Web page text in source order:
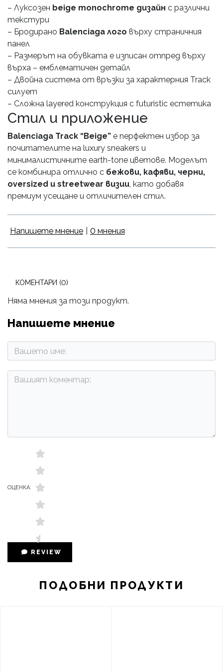
– Луксозен beige monochrome дизайн с различни
текстури
– Бродирано Balenciaga лого върху страничния
панел
– Размерът на обувката е изписан отпред върху
върха – емблематичен детайл
– Двойна система от връзки за характерния Track
силует
– Сложна layered конструкция с futuristic естетика
Стил и приложение
Balenciaga Track “Beige” е перфектен избор за
почитателите на luxury sneakers и
минималистичните earth-tone цветове. Моделът
се комбинира отлично с бежови, кафяви, черни,
oversized и streetwear визии, като добавя
премиум усещане и отличителен стил.
Напишете мнение 0 мнения
КОМЕНТАРИ (0)
Няма мнения за този продукт.
Напишете мнение
ОЦЕНКА:
REVIEW
ПОДОБНИ ПРОДУКТИ